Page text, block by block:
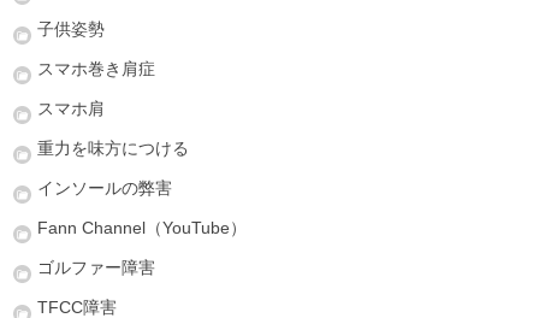
子供姿勢
スマホ巻き肩症
スマホ肩
重力を味方につける
インソールの弊害
Fann Channel（YouTube）
ゴルファー障害
TFCC障害